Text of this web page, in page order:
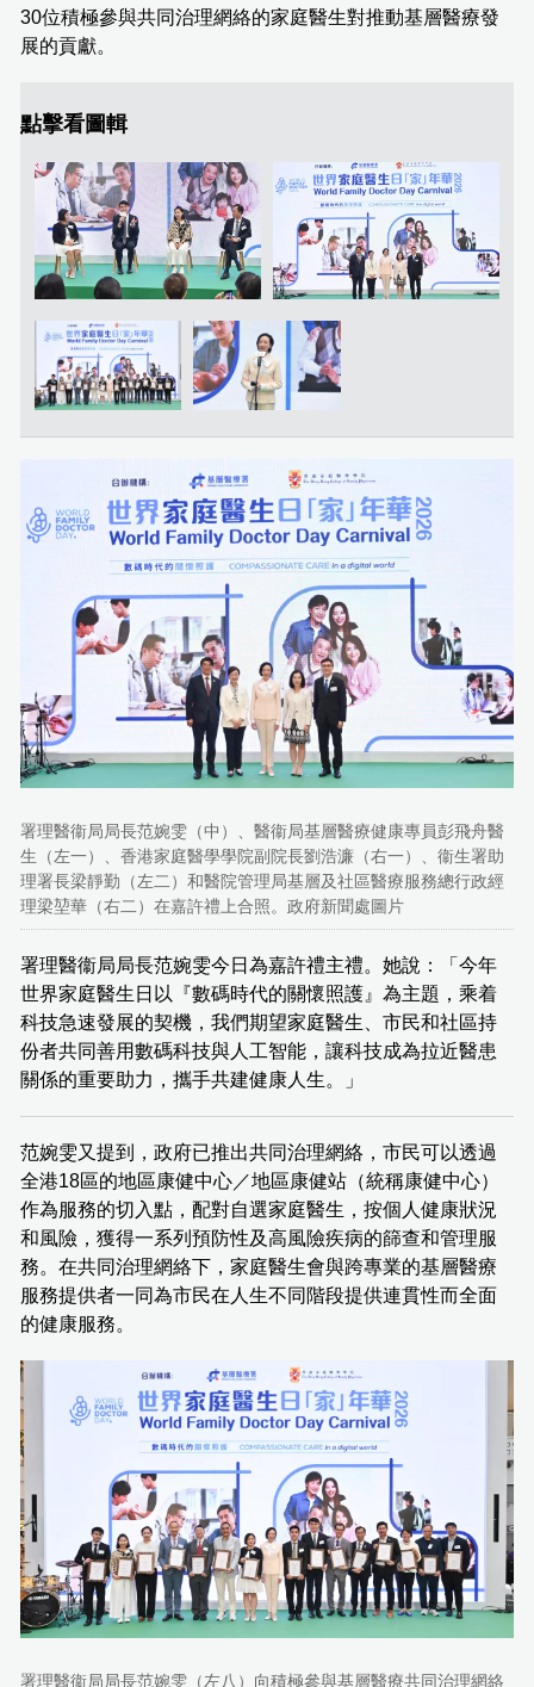
30位積極參與共同治理網絡的家庭醫生對推動基層醫療發
展的貢獻。
點擊看圖輯
署理醫衞局局長范婉雯（中）、醫衞局基層醫療健康專員彭飛舟醫
生（左一）、香港家庭醫學學院副院長劉浩濂（右一）、衞生署助
理署長梁靜勤（左二）和醫院管理局基層及社區醫療服務總行政經
理梁堃華（右二）在嘉許禮上合照。政府新聞處圖片
署理醫衞局局長范婉雯今日為嘉許禮主禮。她說：「今年
世界家庭醫生日以『數碼時代的關懷照護』為主題，乘着
科技急速發展的契機，我們期望家庭醫生、市民和社區持
份者共同善用數碼科技與人工智能，讓科技成為拉近醫患
關係的重要助力，攜手共建健康人生。」
范婉雯又提到，政府已推出共同治理網絡，市民可以透過
全港18區的地區康健中心／地區康健站（統稱康健中心）
作為服務的切入點，配對自選家庭醫生，按個人健康狀況
和風險，獲得一系列預防性及高風險疾病的篩查和管理服
務。在共同治理網絡下，家庭醫生會與跨專業的基層醫療
服務提供者一同為市民在人生不同階段提供連貫性而全面
的健康服務。
署理醫衞局局長范婉雯（左八）向積極參與基層醫療共同治理網絡